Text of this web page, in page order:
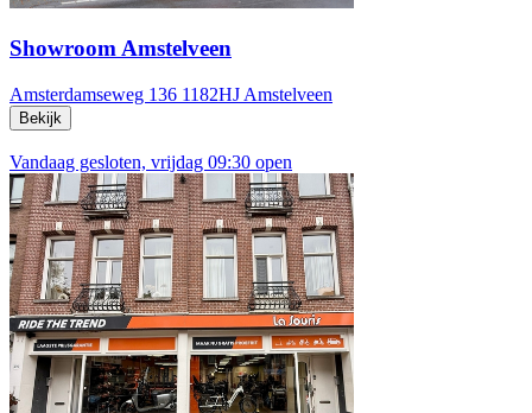
Showroom Amstelveen
Amsterdamseweg 136 1182HJ Amstelveen
Bekijk
Vandaag gesloten, vrijdag 09:30 open